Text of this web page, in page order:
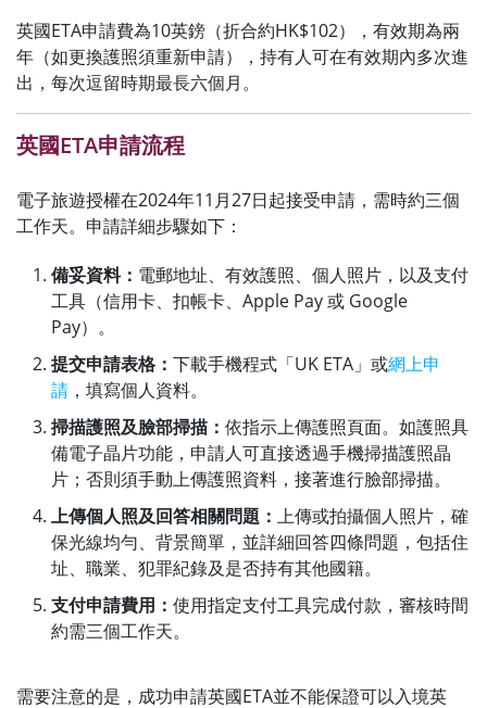
英國ETA申請費為10英鎊（折合約HK$102），有效期為兩
年（如更換護照須重新申請），持有人可在有效期內多次進
出，每次逗留時期最長六個月。
英國ETA申請流程
電子旅遊授權在2024年11月27日起接受申請，需時約三個
工作天。申請詳細步驟如下：
備妥資料： 電郵地址、有效護照、個人照片，以及支付
工具（信用卡、扣帳卡、Apple Pay 或 Google
Pay）。
提交申請表格： 下載手機程式「UK ETA」或網上申
請 ，填寫個人資料。
掃描護照及臉部掃描： 依指示上傳護照頁面。如護照具
備電子晶片功能，申請人可直接透過手機掃描護照晶
片；否則須手動上傳護照資料，接著進行臉部掃描。
上傳個人照及回答相關問題： 上傳或拍攝個人照片，確
保光線均勻、背景簡單，並詳細回答四條問題，包括住
址、職業、犯罪紀錄及是否持有其他國籍。
支付申請費用： 使用指定支付工具完成付款，審核時間
約需三個工作天。
需要注意的是，成功申請英國ETA並不能保證可以入境英